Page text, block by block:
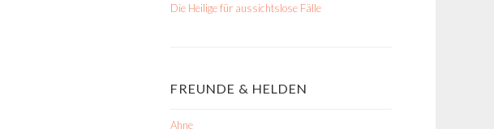
Die Heilige für aussichtslose Fälle
FREUNDE & HELDEN
Ahne